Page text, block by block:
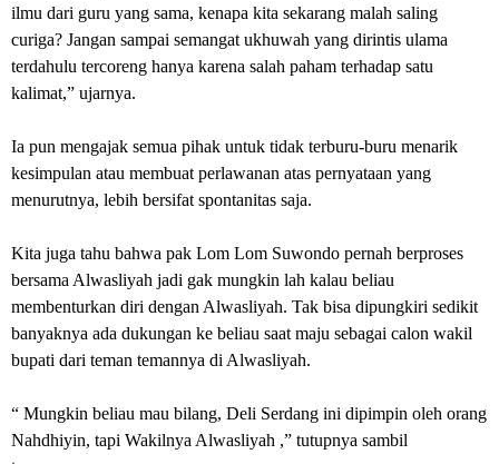
ilmu dari guru yang sama, kenapa kita sekarang malah saling
curiga? Jangan sampai semangat ukhuwah yang dirintis ulama
terdahulu tercoreng hanya karena salah paham terhadap satu
kalimat,” ujarnya.
‎Ia pun mengajak semua pihak untuk tidak terburu-buru menarik
kesimpulan atau membuat perlawanan atas pernyataan yang
menurutnya, lebih bersifat spontanitas saja.
‎Kita juga tahu bahwa pak Lom Lom Suwondo pernah berproses
bersama Alwasliyah jadi gak mungkin lah kalau beliau
membenturkan diri dengan Alwasliyah. Tak bisa dipungkiri sedikit
banyaknya ada dukungan ke beliau saat maju sebagai calon wakil
bupati dari teman temannya di Alwasliyah.
‎“ Mungkin beliau mau bilang, Deli Serdang ini dipimpin oleh orang
Nahdhiyin, tapi Wakilnya Alwasliyah ,” tutupnya sambil